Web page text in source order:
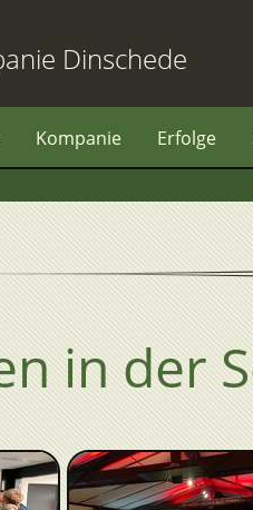
Dinschede
Kompanie Erfolge
in der